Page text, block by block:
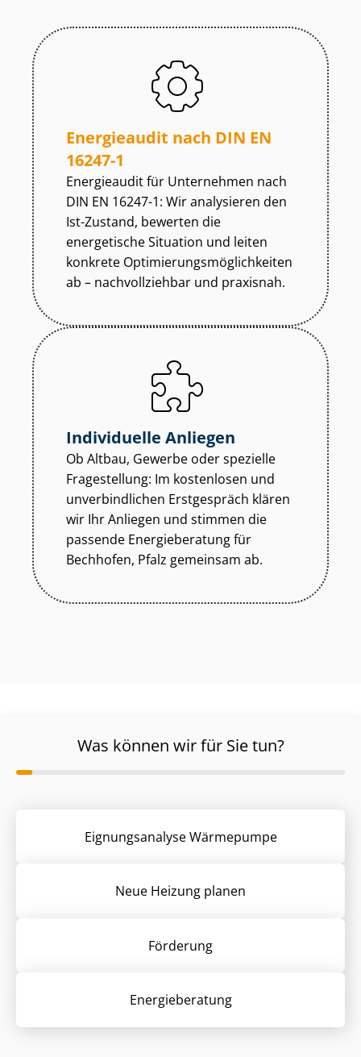
Energieaudit nach DIN EN
16247-1
Energieaudit für Unternehmen nach
DIN EN 16247-1: Wir analysieren den
Ist-Zustand, bewerten die
energetische Situation und leiten
konkrete Op­ti­mie­rungs­mög­lich­kei­ten
ab – nachvollziehbar und praxisnah.
Individuelle Anliegen
Ob Altbau, Gewerbe oder spezielle
Fragestellung: Im kostenlosen und
unverbindlichen Erstgespräch klären
wir Ihr Anliegen und stimmen die
passende Energieberatung für
Bechhofen, Pfalz gemeinsam ab.
Was können wir für Sie tun?
Eignungsanalyse Wärmepumpe
Neue Heizung planen
Förderung
Energieberatung